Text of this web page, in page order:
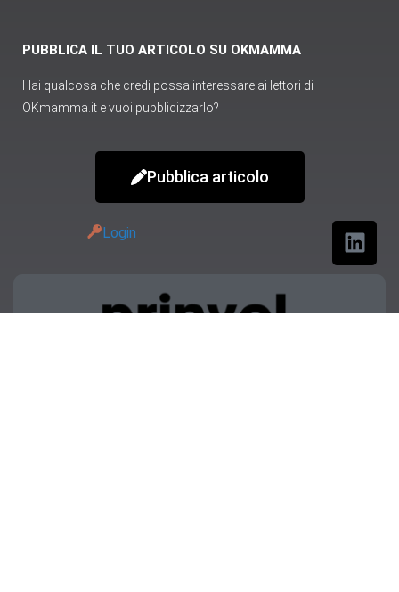
PUBBLICA IL TUO ARTICOLO SU OKMAMMA
Hai qualcosa che credi possa interessare ai lettori di
OKmamma.it e vuoi pubblicizzarlo?
Pubblica articolo
Login